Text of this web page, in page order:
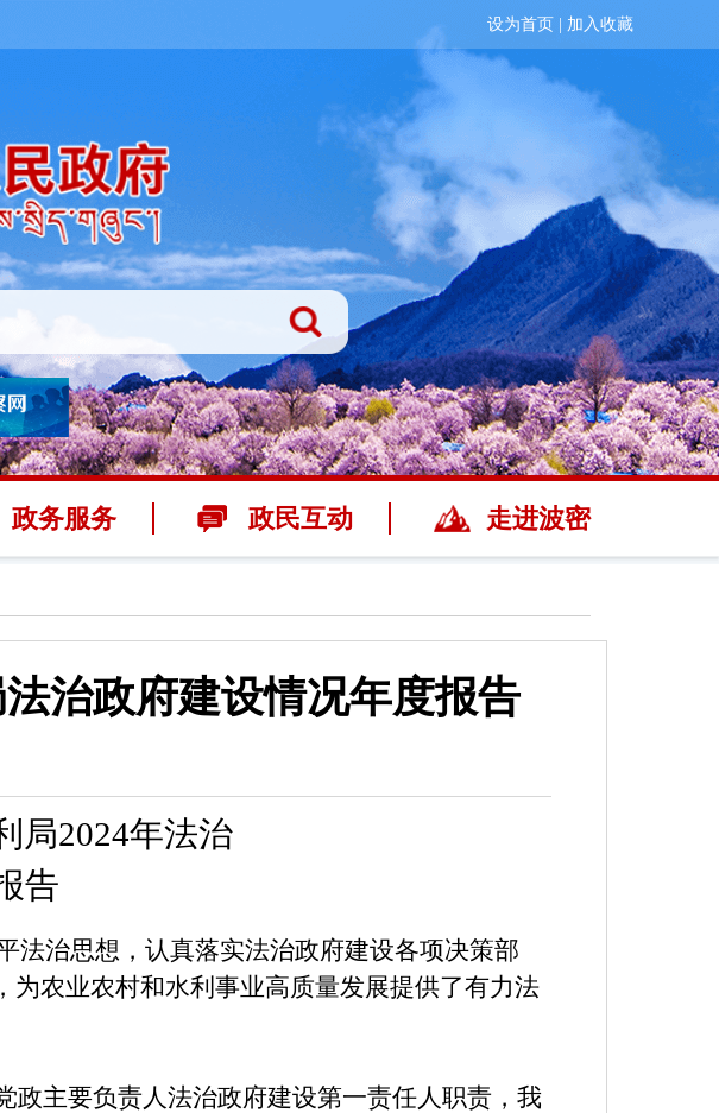
设为首页 加入收藏
政务服务 政民互动 走进波密
治政府建设情况年度报告
局2024年法治
告
法治思想，认真落实法治政府建设各项决策部
为农业农村和水利事业高质量发展提供了有力法
政主要负责人法治政府建设第一责任人职责，我